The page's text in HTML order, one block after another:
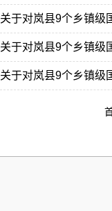
关于对岚县9个乡镇级
关于对岚县9个乡镇级
关于对岚县9个乡镇级